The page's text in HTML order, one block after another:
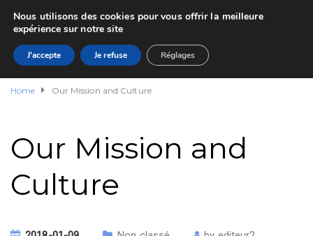
Home Our Mission and Culture
Our Mission and
Culture
Nous utilisons des cookies pour vous offrir la meilleure
expérience sur notre site
J'accepte Je refuse Réglages